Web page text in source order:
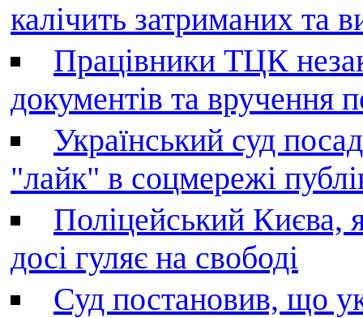
калічить затриманих та
Працівники ТЦК
документів та вручення
Український суд
"лайк" в соцмережі
Поліцейський Києва,
досі гуляє на свободі
Суд постановив, що